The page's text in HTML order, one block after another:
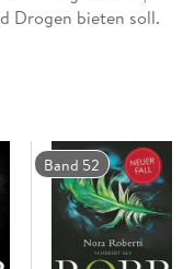
Drogen bieten soll.
Lyle erst vor
Umso
Tod: gestorben an
es sich um einen
Tod eine Warnung
Eve und Roarke?
Band 52